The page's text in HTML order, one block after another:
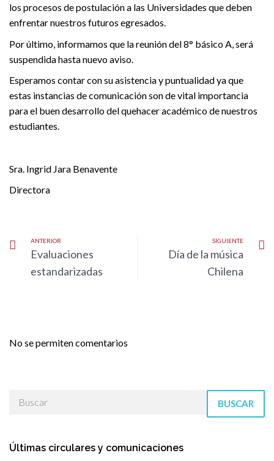
los procesos de postulación a las Universidades que deben
enfrentar nuestros futuros egresados.
Por último, informamos que la reunión del 8° básico A, será
suspendida hasta nuevo aviso.
Esperamos contar con su asistencia y puntualidad ya que
estas instancias de comunicación son de vital importancia
para el buen desarrollo del quehacer académico de nuestros
estudiantes.
Sra. Ingrid Jara Benavente
Directora
ANTERIOR
Evaluaciones
estandarizadas
SIGUIENTE
Día de la música
Chilena
No se permiten comentarios
BUSCAR
Últimas circulares y comunicaciones